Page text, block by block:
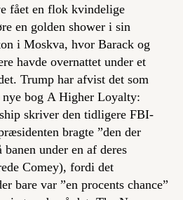
fået en flok kvindelige
en golden shower i sin
i Moskva, hvor Barack og
havde overnattet under et
Trump har afvist det som
bog A Higher Loyalty:
skriver den tidligere FBI-
bragte ”den der
under en af deres
Comey), fordi det
bare var ”en procents chance”